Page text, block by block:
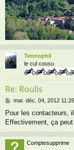
Tennophil
le cul cousu
Re: Roulis
M
s
s
a
g
e
mar. déc. 04, 2012
Pour les contacteurs,
Effectivement, ça
Comptesupprime